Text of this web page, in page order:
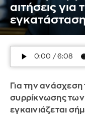
αιτήσεις για
Για την
συρρίκνωσης
εγκαινιάζεται